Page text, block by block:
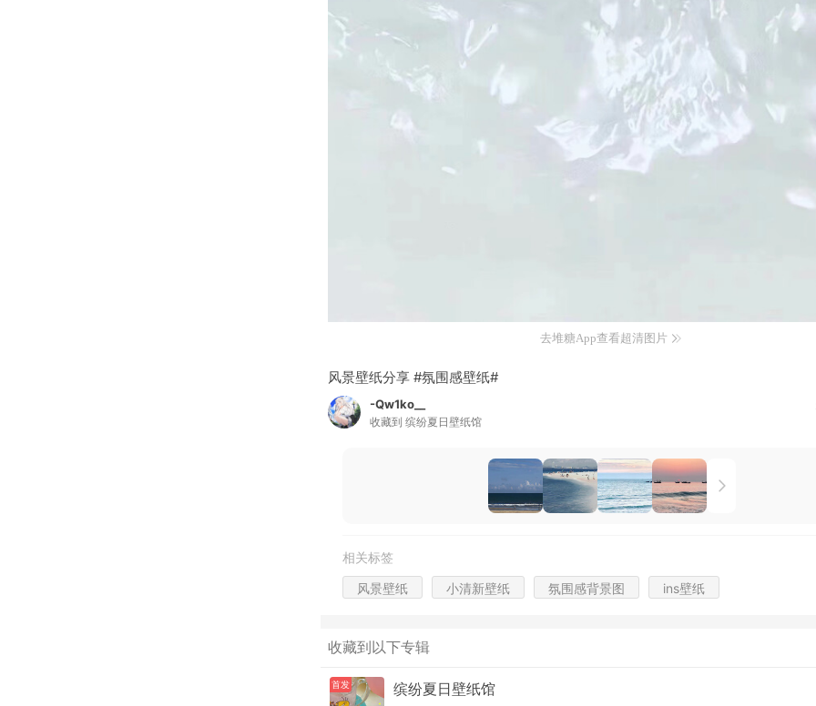
去堆糖App查看超清图片
风景壁纸分享 #氛围感壁纸#
-Qw1ko__
收藏到 缤纷夏日壁纸馆
相关标签
风景壁纸 小清新壁纸 氛围感背景图 ins壁纸
收藏到以下专辑
首发 缤纷夏日壁纸馆